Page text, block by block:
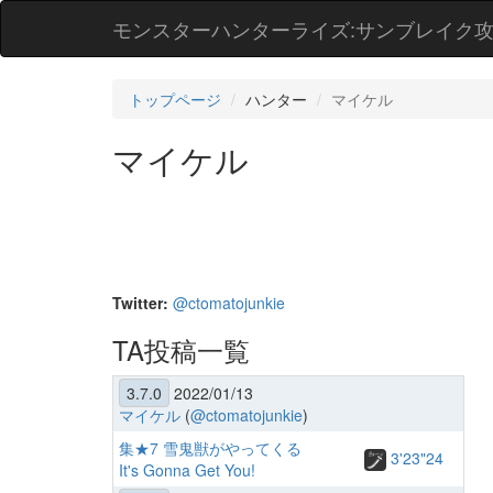
モンスターハンターライズ:サンブレイク
トップページ ハンター マイケル
マイケル
Twitter: @ctomatojunkie
TA投稿一覧
3.7.0 2022/01/13
マイケル (@ctomatojunkie)
集★7 雪鬼獣がやってくる
It's Gonna Get You!
3'23"24